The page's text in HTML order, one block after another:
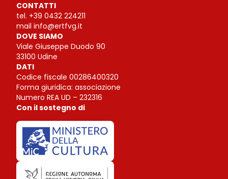
CONTATTI
tel. +39 0432 224211
mail info@ertfvg.it
DOVE SIAMO
Viale Giuseppe Duodo 90
33100 Udine
DATI
Codice fiscale 00286400320
Forma giuridica: associazione
Numero REA UD – 232316
Con il sostegno di